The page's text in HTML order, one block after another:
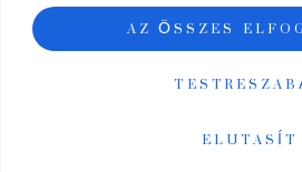
ELUTASÍT
AZ ÖSSZESMail
Shop